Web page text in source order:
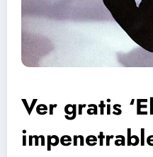
Ver gratis